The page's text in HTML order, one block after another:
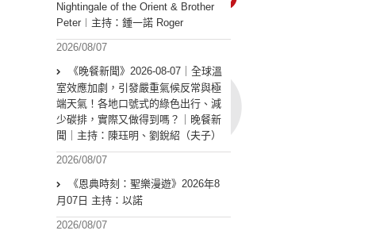
Nightingale of the Orient & Brother
Peter︱主持：鍾一諾 Roger
2026/08/07
《晚餐新聞》2026-08-07｜全球溫
室效應加劇，引發嚴重氣候反常與極
端天氣！各地口號式的綠色出行、減
少碳排，實際又做得到嗎？｜晚餐新
聞｜主持：陳珏明、劉銳紹（夫子）
2026/08/07
《恩典時刻：聖樂漫遊》2026年8
月07日 主持：以諾
2026/08/07